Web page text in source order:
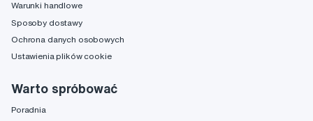
Warunki handlowe
Sposoby dostawy
Ochrona danych osobowych
Ustawienia plików cookie
Warto spróbować
Poradnia